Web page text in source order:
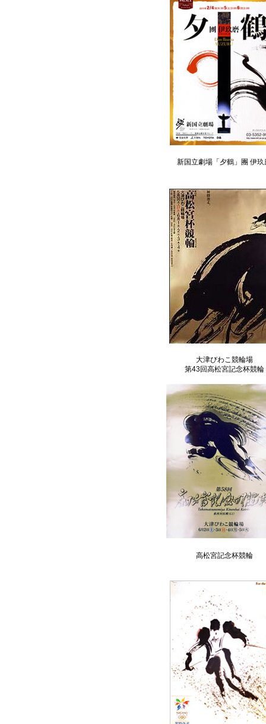
新国立劇場「夕鶴」團 伊玖
大津びわこ競輪場
第43回高松宮記念杯競輪
高松宮記念杯競輪